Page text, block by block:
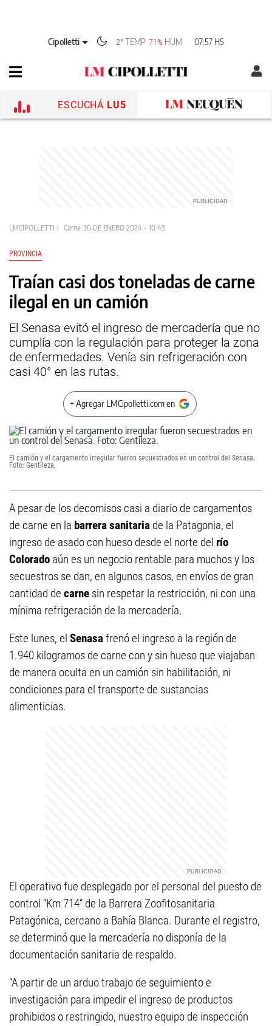
Cipolletti 2° TEMP 71% HUM 07:57 HS
ESCUCHÁ LU5
LMCIPOLLETTI Carne 30 DE ENERO 2024 - 10:43
PROVINCIA
Traían casi dos toneladas de carne
ilegal en un camión
El Senasa evitó el ingreso de mercadería que no
cumplía con la regulación para proteger la zona
de enfermedades. Venía sin refrigeración con
casi 40° en las rutas.
+ Agregar LMCipolletti.com en
El camión y el cargamento irregular fueron secuestrados en un control del Senasa.
Foto: Gentileza.
A pesar de los decomisos casi a diario de cargamentos
de carne en la barrera sanitaria de la Patagonia, el
ingreso de asado con hueso desde el norte del río
Colorado aún es un negocio rentable para muchos y los
secuestros se dan, en algunos casos, en envíos de gran
cantidad de carne sin respetar la restricción, ni con una
mínima refrigeración de la mercadería.
Este lunes, el Senasafrenó el ingreso a la región de
1.940 kilogramos de carne con y sin hueso que viajaban
de manera oculta en un camión sin habilitación, ni
condiciones para el transporte de sustancias
alimenticias.
El operativo fue desplegado por el personal del puesto de
control “Km 714” de la Barrera Zoofitosanitaria
Patagónica, cercano a Bahía Blanca. Durante el registro,
se determinó que la mercadería no disponía de la
documentación sanitaria de respaldo.
“A partir de un arduo trabajo de seguimiento e
investigación para impedir el ingreso de productos
prohibidos o restringido, nuestro equipo de inspección